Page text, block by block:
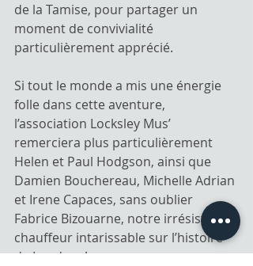
de la Tamise, pour partager un
moment de convivialité
particulièrement apprécié.
Si tout le monde a mis une énergie
folle dans cette aventure,
l’association Locksley Mus’
remerciera plus particulièrement
Helen et Paul Hodgson, ainsi que
Damien Bouchereau, Michelle Adrian
et Irene Capaces, sans oublier
Fabrice Bizouarne, notre irrésistible
chauffeur intarissable sur l’histoire
de Londres !